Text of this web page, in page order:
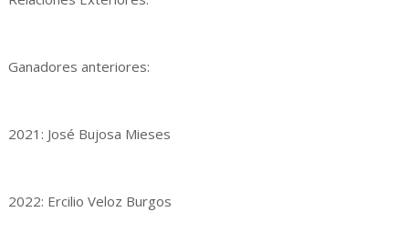
Ganadores anteriores:
2021: José Bujosa Mieses
2022: Ercilio Veloz Burgos